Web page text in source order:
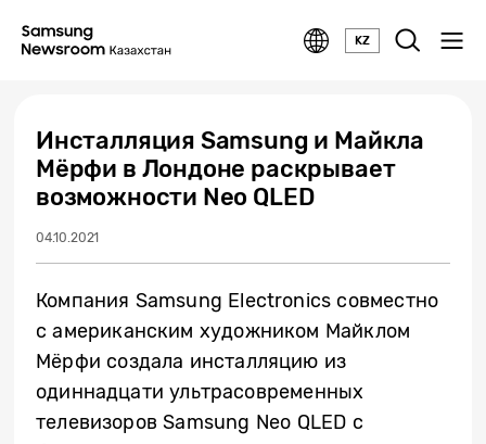
KZ
Инсталляция Samsung и Майкла
Мёрфи в Лондоне раскрывает
возможности Neo QLED
04.10.2021
Компания Samsung Electronics совместно
с американским художником Майклом
Мёрфи создала инсталляцию из
одиннадцати ультрасовременных
телевизоров Samsung Neo QLED с